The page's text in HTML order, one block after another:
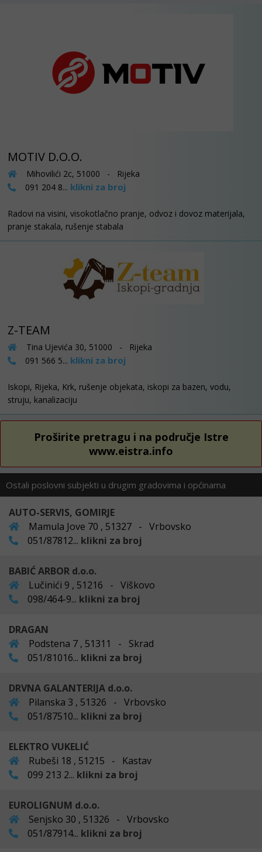
MOTIV D.O.O.
Mihovilići 2c, 51000 - Rijeka
091 204 8... klikni za broj
Radovi na visini, visokotlačno pranje, odvoz i dovoz materijala,
pranje stakala, rušenje stabala
Z-TEAM
Tina Ujevića 30, 51000 - Rijeka
091 566 5... klikni za broj
Iskopi, Rijeka, Krk, rušenje objekata, iskopi za bazen, vodu,
struju, kanalizaciju
Proširite pretragu i na područje Istre
www.eistra.info
Ostali poslovni subjekti u drugim gradovima i općinama
AUTO-SERVIS, GOMIRJE
Mamula Jove 70 , 51327 - Vrbovsko
051/87812... klikni za broj
BABIĆ ARBOR d.o.o.
Lučinići 9 , 51216 - Viškovo
098/464-9... klikni za broj
DRAGAN
Podstena 7 , 51311 - Skrad
051/81016... klikni za broj
DRVNA GALANTERIJA d.o.o.
Pilanska 3 , 51326 - Vrbovsko
051/87510... klikni za broj
ELEKTRO VUKELIĆ
Rubeši 18 , 51215 - Kastav
099 213 2... klikni za broj
EUROLIGNUM d.o.o.
Senjsko 30 , 51326 - Vrbovsko
051/87914... klikni za broj